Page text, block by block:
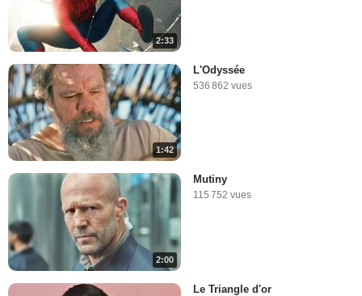
2:33
1:42
L'Odyssée
536 862 vues
2:00
Mutiny
115 752 vues
Le Triangle d'or